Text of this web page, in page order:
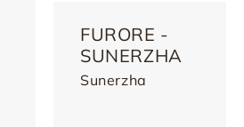
FURORE -
SUNERZHA
Sunerzha